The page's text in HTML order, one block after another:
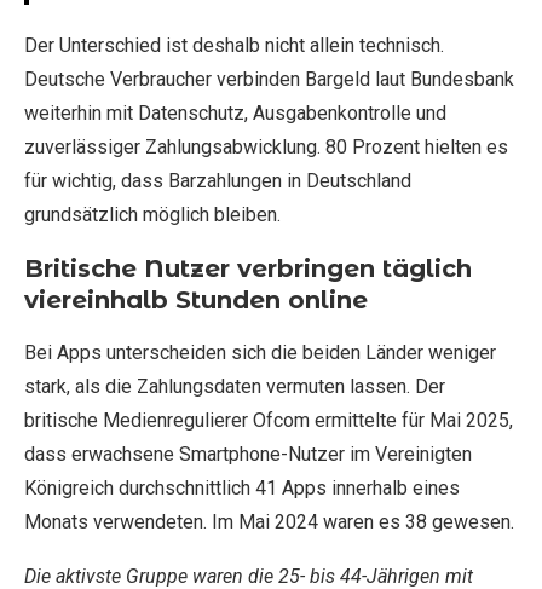
Der Unterschied ist deshalb nicht allein technisch.
Deutsche Verbraucher verbinden Bargeld laut Bundesbank
weiterhin mit Datenschutz, Ausgabenkontrolle und
zuverlässiger Zahlungsabwicklung. 80 Prozent hielten es
für wichtig, dass Barzahlungen in Deutschland
grundsätzlich möglich bleiben.
Britische Nutzer verbringen täglich
viereinhalb Stunden online
Bei Apps unterscheiden sich die beiden Länder weniger
stark, als die Zahlungsdaten vermuten lassen. Der
britische Medienregulierer Ofcom ermittelte für Mai 2025,
dass erwachsene Smartphone-Nutzer im Vereinigten
Königreich durchschnittlich 41 Apps innerhalb eines
Monats verwendeten. Im Mai 2024 waren es 38 gewesen.
Die aktivste Gruppe waren die 25- bis 44-Jährigen mit